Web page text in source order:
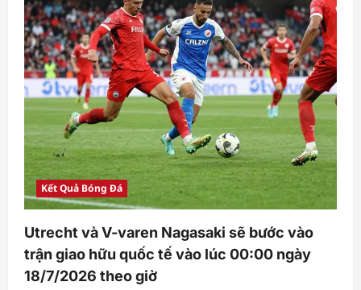
Kết Quả Bóng Đá
Utrecht và V-varen Nagasaki sẽ bước vào
trận giao hữu quốc tế vào lúc 00:00 ngày
18/7/2026 theo giờ